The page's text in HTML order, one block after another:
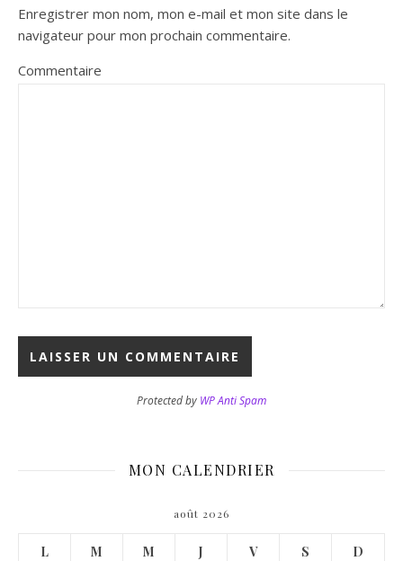
Enregistrer mon nom, mon e-mail et mon site dans le
navigateur pour mon prochain commentaire.
Commentaire
Protected by WP Anti Spam
MON CALENDRIER
août 2026
L M M J V S D